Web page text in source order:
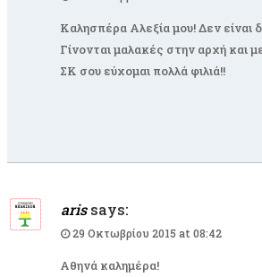
Καλησπέρα Αλεξία μου! Δεν είναι
Γίνονται μαλακές στην αρχή και
ΣΚ σου εύχομαι πολλά φιλιά!!
aris says:
29 Οκτωβρίου 2015 at 08:42
Αθηνά καλημέρα!